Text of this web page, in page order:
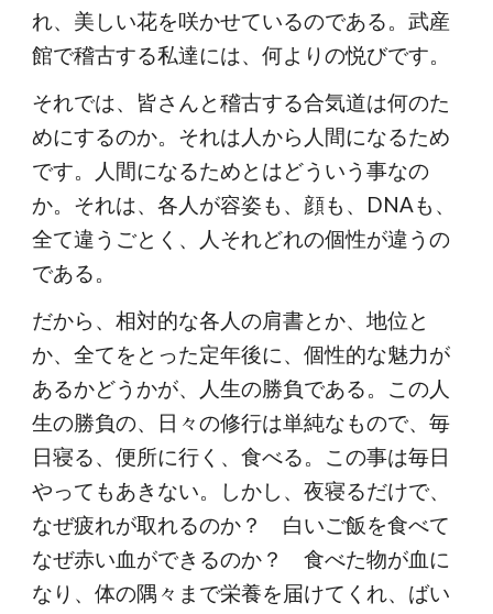
れ、美しい花を咲かせているのである。武産
館で稽古する私達には、何よりの悦びです。
それでは、皆さんと稽古する合気道は何のた
めにするのか。それは人から人間になるため
です。人間になるためとはどういう事なの
か。それは、各人が容姿も、顔も、DNAも、
全て違うごとく、人それどれの個性が違うの
である。
だから、相対的な各人の肩書とか、地位と
か、全てをとった定年後に、個性的な魅力が
あるかどうかが、人生の勝負である。この人
生の勝負の、日々の修行は単純なもので、毎
日寝る、便所に行く、食べる。この事は毎日
やってもあきない。しかし、夜寝るだけで、
なぜ疲れが取れるのか？ 白いご飯を食べて
なぜ赤い血ができるのか？ 食べた物が血に
なり、体の隅々まで栄養を届けてくれ、ばい